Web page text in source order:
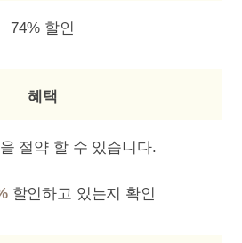
74% 할인
혜택
을 절약 할 수 있습니다.
할인하고 있는지 확인